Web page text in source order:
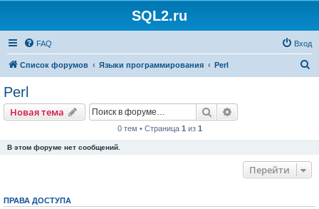
SQL2.ru
FAQ Вход
Список форумов Языки программирования Perl
Perl
Новая тема Поиск
0 тем • Страница 1 из 1
В этом форуме нет сообщений.
Перейти
ПРАВА ДОСТУПА